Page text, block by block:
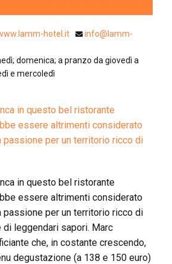
hotel.it
info@lamm-
domenica; a pranzo da giovedì a
e mercoledì
in questo bel ristorante
essere altrimenti considerato
passione per un territorio ricco di
in questo bel ristorante
essere altrimenti considerato
passione per un territorio ricco di
leggendari sapori. Marc
che, in costante crescendo,
degustazione (a 138 e 150 euro)